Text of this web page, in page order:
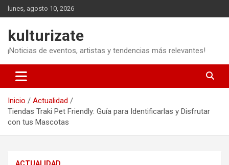
Saltar
al
lunes, agosto 10, 2026
kulturizate
¡Noticias de eventos, artistas y tendencias más relevantes!
Inicio
Actualidad
Tiendas Traki Pet Friendly: Guía para Identificarlas y Disfrutar
con tus Mascotas